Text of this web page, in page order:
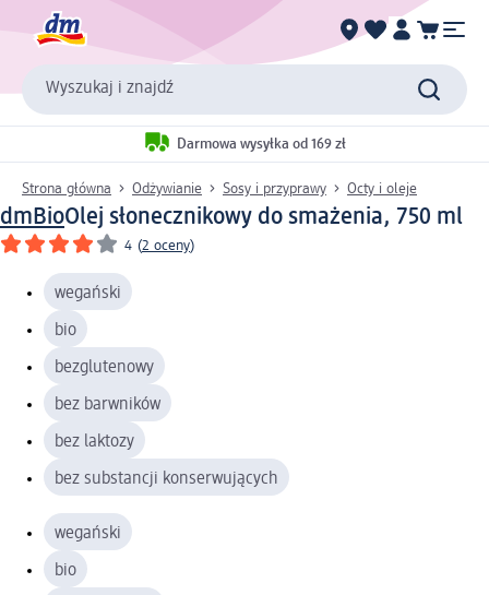
Wyszukaj i znajdź
Darmowa wysyłka od 169 zł
Strona główna Odżywianie Sosy i przyprawy Octy i oleje
dmBioOlej słonecznikowy do smażenia, 750 ml
4 (2 oceny)
wegański
bio
bezglutenowy
bez barwników
bez laktozy
bez substancji konserwujących
wegański
bio